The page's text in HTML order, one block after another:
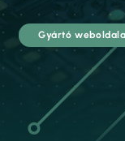
Gyártó weboldala